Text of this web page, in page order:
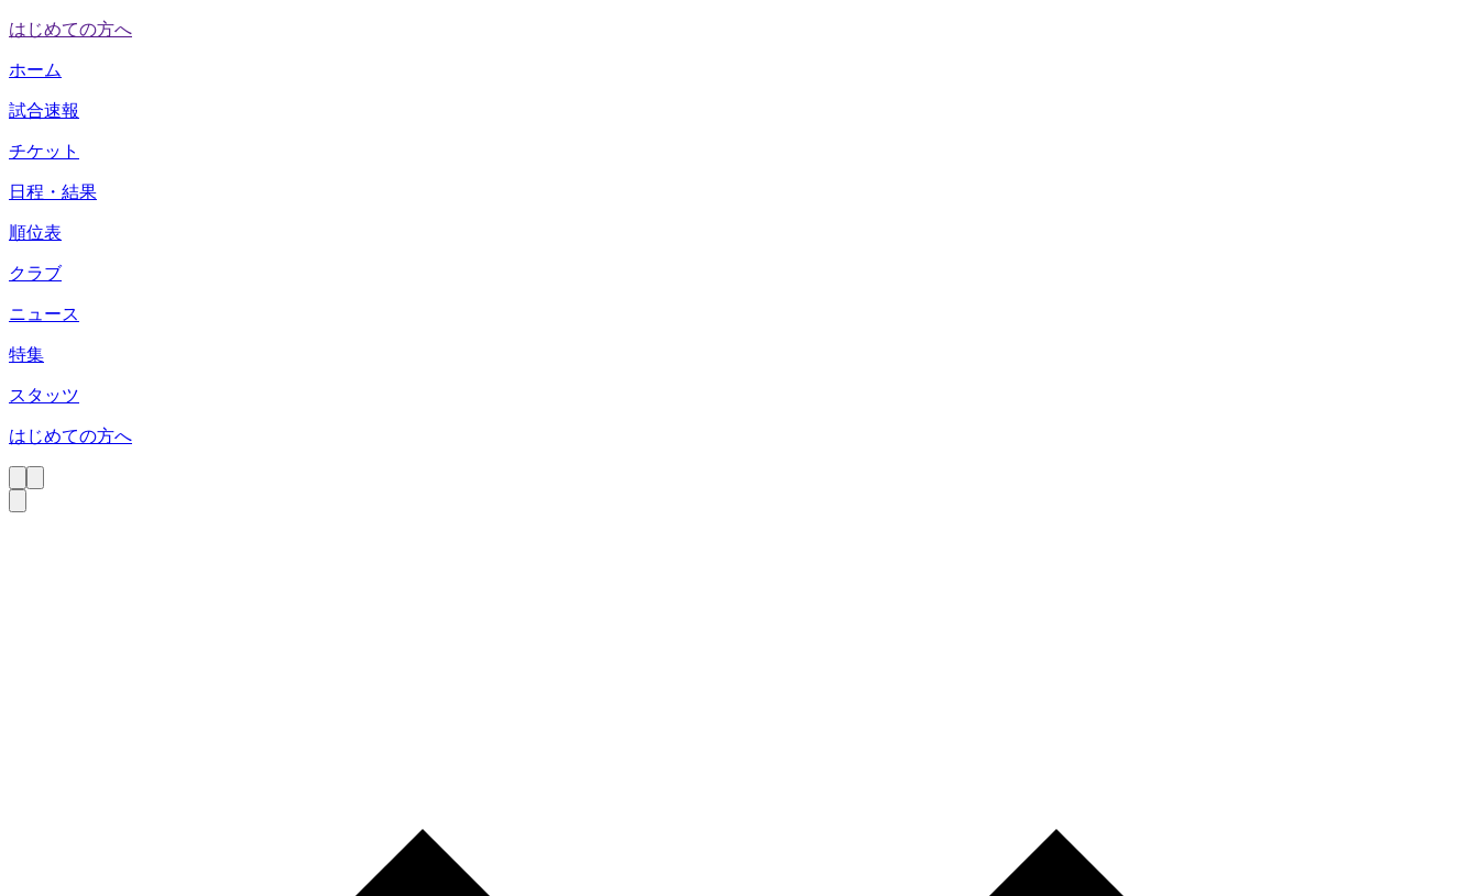
はじめての方へ
ホーム
試合速報
チケット
日程・結果
順位表
クラブ
ニュース
特集
スタッツ
はじめての方へ